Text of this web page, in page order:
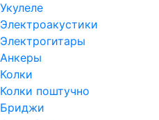
Укулеле
Электроакустики
Электрогитары
Анкеры
Колки
Колки поштучно
Бриджи